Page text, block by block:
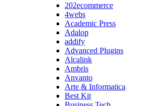
202ecommerce
4webs
Academic Press
Adalop
addify
Advanced Plugins
Alcalink
Ambris
Anvanto
Arte & Informatica
Best Kit